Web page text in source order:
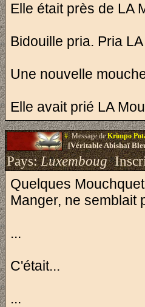
Elle était près de LA
Bidouille pria. Pria
Une nouvelle
Elle avait prié LA
#.Message deKrimpo
[Véritable Abishaï
Pays:Luxemboug
Quelques
Manger, ne semblait
...
C'était...
...